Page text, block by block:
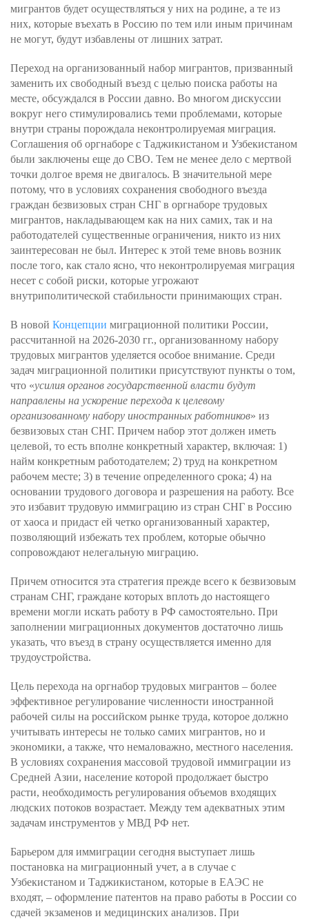
мигрантов будет осуществляться у них на родине, а те из
них, которые въехать в Россию по тем или иным причинам
не могут, будут избавлены от лишних затрат.
Переход на организованный набор мигрантов, призванный
заменить их свободный въезд с целью поиска работы на
месте, обсуждался в России давно. Во многом дискуссии
вокруг него стимулировались теми проблемами, которые
внутри страны порождала неконтролируемая миграция.
Соглашения об оргнаборе с Таджикистаном и Узбекистаном
были заключены еще до СВО. Тем не менее дело с мертвой
точки долгое время не двигалось. В значительной мере
потому, что в условиях сохранения свободного въезда
граждан безвизовых стран СНГ в оргнаборе трудовых
мигрантов, накладывающем как на них самих, так и на
работодателей существенные ограничения, никто из них
заинтересован не был. Интерес к этой теме вновь возник
после того, как стало ясно, что неконтролируемая миграция
несет с собой риски, которые угрожают
внутриполитической стабильности принимающих стран.
В новой Концепции миграционной политики России,
рассчитанной на 2026-2030 гг., организованному набору
трудовых мигрантов уделяется особое внимание. Среди
задач миграционной политики присутствуют пункты о том,
что «усилия органов государственной власти будут
направлены на ускорение перехода к целевому
организованному набору иностранных работников» из
безвизовых стан СНГ. Причем набор этот должен иметь
целевой, то есть вполне конкретный характер, включая: 1)
найм конкретным работодателем; 2) труд на конкретном
рабочем месте; 3) в течение определенного срока; 4) на
основании трудового договора и разрешения на работу. Все
это избавит трудовую иммиграцию из стран СНГ в Россию
от хаоса и придаст ей четко организованный характер,
позволяющий избежать тех проблем, которые обычно
сопровождают нелегальную миграцию.
Причем относится эта стратегия прежде всего к безвизовым
странам СНГ, граждане которых вплоть до настоящего
времени могли искать работу в РФ самостоятельно. При
заполнении миграционных документов достаточно лишь
указать, что въезд в страну осуществляется именно для
трудоустройства.
Цель перехода на оргнабор трудовых мигрантов – более
эффективное регулирование численности иностранной
рабочей силы на российском рынке труда, которое должно
учитывать интересы не только самих мигрантов, но и
экономики, а также, что немаловажно, местного населения.
В условиях сохранения массовой трудовой иммиграции из
Средней Азии, население которой продолжает быстро
расти, необходимость регулирования объемов входящих
людских потоков возрастает. Между тем адекватных этим
задачам инструментов у МВД РФ нет.
Барьером для иммиграции сегодня выступает лишь
постановка на миграционный учет, а в случае с
Узбекистаном и Таджикистаном, которые в ЕАЭС не
входят, – оформление патентов на право работы в России со
сдачей экзаменов и медицинских анализов. При